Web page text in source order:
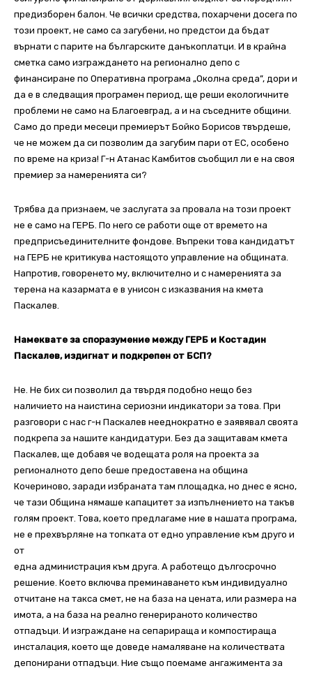
предизборен балон. Че всички средства, похарчени досега по
този проект, не само са загубени, но предстои да бъдат
върнати с парите на българските данъкоплатци. И в крайна
сметка само изграждането на регионално депо с
финансиране по Оперативна програма „Околна среда”, дори и
да е в следващия програмен период, ще реши екологичните
проблеми не само на Благоевград, а и на съседните общини.
Само до преди месеци премиерът Бойко Борисов твърдеше,
че не можем да си позволим да загубим пари от ЕС, особено
по време на криза! Г-н Атанас Камбитов съобщил ли е на своя
премиер за намеренията си?
Трябва да признаем, че заслугата за провала на този проект
не е само на ГЕРБ. По него се работи още от времето на
предприсъединителните фондове. Въпреки това кандидатът
на ГЕРБ не критикува настоящото управление на общината.
Напротив, говоренето му, включително и с намеренията за
терена на казармата е в унисон с изказвания на кмета
Паскалев.
Намеквате за споразумение между ГЕРБ и Костадин
Паскалев, издигнат и подкрепен от БСП?
Не. Не бих си позволил да твърдя подобно нещо без
наличието на наистина сериозни индикатори за това. При
разговори с нас г-н Паскалев нееднократно е заявявал своята
подкрепа за нашите кандидатури. Без да защитавам кмета
Паскалев, ще добавя че водещата роля на проекта за
регионалното депо беше предоставена на община
Кочериново, заради избраната там площадка, но днес е ясно,
че тази Община нямаше капацитет за изпълнението на такъв
голям проект. Това, което предлагаме ние в нашата програма,
не е прехвърляне на топката от едно управление към друго и
от
една администрация към друга. А работещо дългосрочно
решение. Което включва преминаването към индивидуално
отчитане на такса смет, не на база на цената, или размера на
имота, а на база на реално генерираното количество
отпадъци. И изграждане на сепарираща и компостираща
инсталация, което ще доведе намаляване на количествата
депонирани отпадъци. Ние също поемаме ангажимента за